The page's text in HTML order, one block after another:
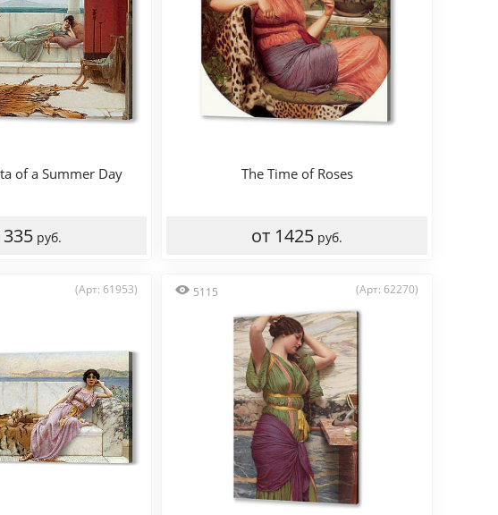
of a Summer Day
руб.
The Time of Roses
от 1425 руб.
(Арт: 61953) 5115 (Арт: 62270)